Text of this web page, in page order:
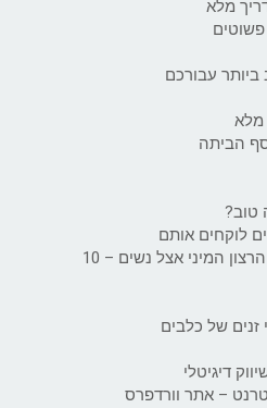
מלא
פשוטים
ביותר עבורכם
מלא
הביתה
טוב?
לוקחים אותם
מה אוכלים כדי להגביר את הרצון המיני אצל נשים – 10
זנים של כלבים
דיגיטלי
– אתר וורדפרס